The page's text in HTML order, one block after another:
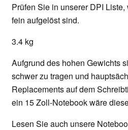
Prüfen Sie in unserer DPI
fein aufgelöst sind.
3.4 kg
Aufgrund des hohen Gewichts
schwer zu tragen und
Replacements auf dem
ein 15 Zoll-Notebook wäre
Lesen Sie auch unsere